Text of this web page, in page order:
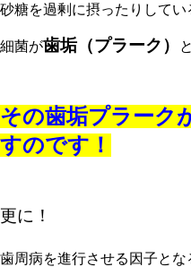
砂糖を過剰に摂ったりしてい
細菌が歯垢（プラーク）
その歯垢プラーク
すのです！
更に！
歯周病を進行させる因子とな